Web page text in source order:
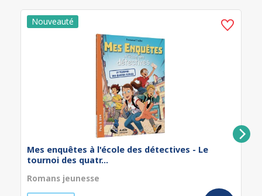
Mes enquêtes à l'école des détectives - Le
tournoi des quatr...
Romans jeunesse